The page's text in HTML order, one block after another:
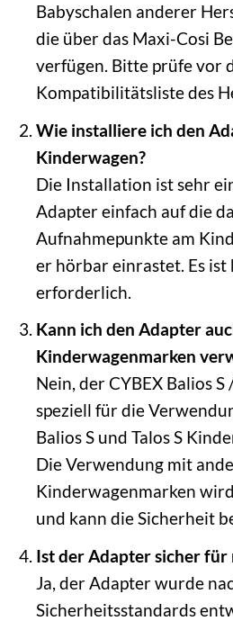
Babyschalen anderer
die über das Maxi-Cosi
verfügen. Bitte prüfe vor
Kompatibilitätsliste des
Wie installiere ich den
Kinderwagen?
Die Installation ist sehr
Adapter einfach auf die
Aufnahmepunkte am
er hörbar einrastet. Es ist
erforderlich.
Kann ich den Adapter
Kinderwagenmarken
Nein, der CYBEX Balios
speziell für die
Balios S und Talos S
Die Verwendung mit
Kinderwagenmarken
und kann die Sicherheit
Ist der Adapter sicher für
Ja, der Adapter wurde
Sicherheitsstandards